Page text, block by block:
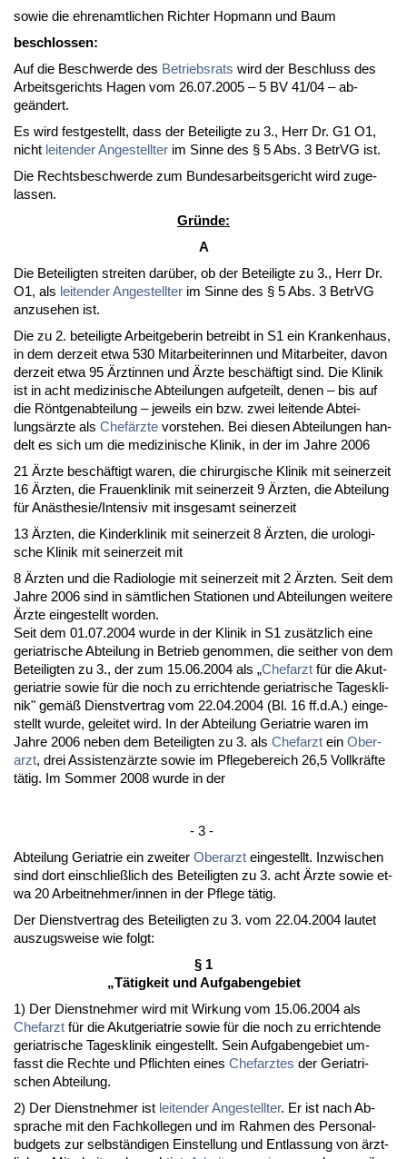
so­wie die eh­ren­amt­li­chen Rich­ter Hop­mann und Baum
be­schlos­sen:
Auf die Be­schwer­de des Be­triebs­rats wird der Be­schluss des
Ar­beits­ge­richts Ha­gen vom 26.07.2005 – 5 BV 41/04 – ab­
geändert.
Es wird fest­ge­stellt, dass der Be­tei­lig­te zu 3., Herr Dr. G1 O1,
nicht lei­ten­der An­ge­stell­ter im Sin­ne des § 5 Abs. 3 Be­trVG ist.
Die Rechts­be­schwer­de zum Bun­des­ar­beits­ge­richt wird zu­ge­
las­sen.
Gründe:
A
Die Be­tei­lig­ten strei­ten darüber, ob der Be­tei­lig­te zu 3., Herr Dr.
O1, als lei­ten­der An­ge­stell­ter im Sin­ne des § 5 Abs. 3 Be­trVG
an­zu­se­hen ist.
Die zu 2. be­tei­lig­te Ar­beit­ge­be­rin be­treibt in S1 ein Kran­ken­haus,
in dem der­zeit et­wa 530 Mit­ar­bei­te­rin­nen und Mit­ar­bei­ter, da­von
der­zeit et­wa 95 Ärz­tin­nen und Ärz­te beschäftigt sind. Die Kli­nik
ist in acht me­di­zi­ni­sche Ab­tei­lun­gen auf­ge­teilt, de­nen – bis auf
die Rönt­gen­ab­tei­lung – je­weils ein bzw. zwei lei­ten­de Ab­tei­
lungsärz­te als Chefärz­te vor­ste­hen. Bei die­sen Ab­tei­lun­gen han­
delt es sich um die me­di­zi­ni­sche Kli­nik, in der im Jah­re 2006
21 Ärz­te beschäftigt wa­ren, die chir­ur­gi­sche Kli­nik mit sei­ner­zeit
16 Ärz­ten, die Frau­en­kli­nik mit sei­ner­zeit 9 Ärz­ten, die Ab­tei­lung
für Anästhe­sie/In­ten­siv mit ins­ge­samt sei­ner­zeit
13 Ärz­ten, die Kin­der­kli­nik mit sei­ner­zeit 8 Ärz­ten, die uro­lo­gi­
sche Kli­nik mit sei­ner­zeit mit
8 Ärz­ten und die Ra­dio­lo­gie mit sei­ner­zeit mit 2 Ärz­ten. Seit dem
Jah­re 2006 sind in sämt­li­chen Sta­tio­nen und Ab­tei­lun­gen wei­te­re
Ärz­te ein­ge­stellt wor­den.
Seit dem 01.07.2004 wur­de in der Kli­nik in S1 zusätz­lich ei­ne
ger­ia­tri­sche Ab­tei­lung in Be­trieb ge­nom­men, die seit­her von dem
Be­tei­lig­ten zu 3., der zum 15.06.2004 als „Chef­arzt für die Akut­
geria­trie so­wie für die noch zu er­rich­ten­de ger­ia­tri­sche Ta­ges­kli­
nik" gemäß Dienst­ver­trag vom 22.04.2004 (Bl. 16 ff.d.A.) ein­ge­
stellt wur­de, ge­lei­tet wird. In der Ab­tei­lung Ger­ia­trie wa­ren im
Jah­re 2006 ne­ben dem Be­tei­lig­ten zu 3. als Chef­arzt ein Ober­
arzt, drei As­sis­tenzärz­te so­wie im Pfle­ge­be­reich 26,5 Voll­kräfte
tätig. Im Som­mer 2008 wur­de in der
- 3 -
Ab­tei­lung Ger­ia­trie ein zwei­ter Ober­arzt ein­ge­stellt. In­zwi­schen
sind dort ein­sch­ließlich des Be­tei­lig­ten zu 3. acht Ärz­te so­wie et­
wa 20 Ar­beit­neh­mer/in­nen in der Pfle­ge tätig.
Der Dienst­ver­trag des Be­tei­lig­ten zu 3. vom 22.04.2004 lau­tet
aus­zugs­wei­se wie folgt:
§ 1
„Tätig­keit und Auf­ga­ben­ge­biet
1) Der Dienst­neh­mer wird mit Wir­kung vom 15.06.2004 als
Chef­arzt für die Akut­geria­trie so­wie für die noch zu er­rich­ten­de
ger­ia­tri­sche Ta­ges­kli­nik ein­ge­stellt. Sein Auf­ga­ben­ge­biet um­
fasst die Rech­te und Pflich­ten ei­nes Chef­arz­tes der Ger­ia­tri­
schen Ab­tei­lung.
2) Der Dienst­neh­mer ist lei­ten­der An­ge­stell­ter. Er ist nach Ab­
spra­che mit den Fach­kol­le­gen und im Rah­men des Per­so­nal­
bud­gets zur selbständi­gen Ein­stel­lung und Ent­las­sung von ärzt­